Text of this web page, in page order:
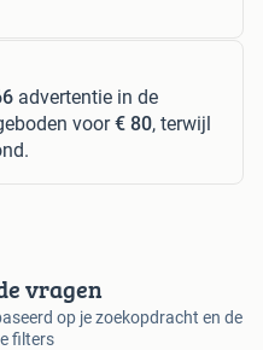
advertentie in de
voor€ 80, terwijl
vragen
op je zoekopdracht en de
filters